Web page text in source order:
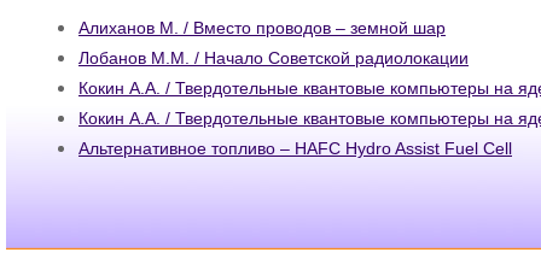
Алиханов М. / Вместо проводов – земной шар
Лобанов М.М. / Начало Советской радиолокации
Кокин А.А. / Твердотельные квантовые компьютеры на
Кокин А.А. / Твердотельные квантовые компьютеры на
Альтернативное топливо – HAFC Hydro Assist Fuel Cell